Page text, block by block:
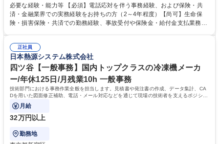
い合わせ電話対応や書類発送等を担当します。 ■共済金請求書類の受付、
内容確認、および共済金支払に関する審査・事務処理業務全般を担当 ■専
用システムへのデータ入力、各種必要書類の作成・発送作業 ■加入者様や
指定する業務 募集職種 横浜市【共済金支払事務】金融保険業界経験歓迎/
各種手当充実/転勤無
必要な経験・能力等 【必須】電話応対を伴う事務経験、および保険・共
済・金融業界での実務経験をお持ちの方（2～4年程度）【尚可】生命保
険・損害保険・共済での勤務経験、事故受付や保険金・給付金支払業務経
務へのキャリアチェンジ希望者も大歓迎です！ 学歴・資格 学歴：大学院
大学 高専 短大 専修学校 高校 語学力： 資格：
正社員
日本熱源システム株式会社
四ツ谷【一般事務】国内トップクラスの冷凍機メーカ
ー/年休125日/月残業10h 一般事務
技術部門における事務作業全般を担当します。見積書や発注書の作成、データ集計、CA
Dを用いた図面修正補助、電話・メール対応などを通じて現場の技術者を支えるポジショ
ンです。
月給
32万円以上
勤務地